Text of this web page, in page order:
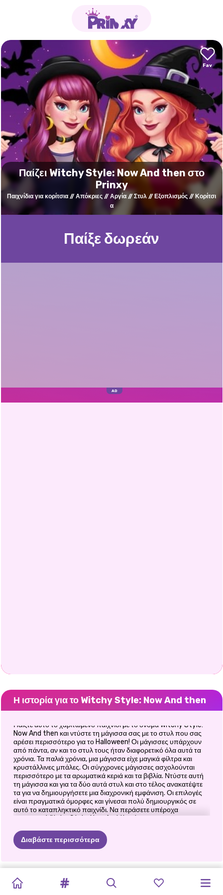
Παίζει Witchy Style: Now And then στο
Prinxy
Παιχνίδια για κορίτσια Απόκριες Αργία Στυλ Εξοπλισμός
Κορίτσι
α
Παίξε δωρεάν
Η ιστορία για το Witchy Style: Now And then
Παίξτε αυτό το χαριτωμένο παιχνίδι με το όνομα Witchy Style:
Now And then και ντύστε τη μάγισσα σας με το στυλ που σας
αρέσει περισσότερο για το Halloween! Οι μάγισσες υπάρχουν
από πάντα, αν και το στυλ τους ήταν διαφορετικό όλα αυτά τα
χρόνια. Τα παλιά χρόνια, μια μάγισσα είχε μαγικά φίλτρα και
κρυστάλλινες μπάλες. Οι σύγχρονες μάγισσες ασχολούνται
περισσότερο με τα αρωματικά κεριά και τα βιβλία. Ντύστε αυτή
τη μάγισσα και για τα δύο αυτά στυλ και στο τέλος ανακατέψτε
τα για να δημιουργήσετε μια διαχρονική εμφάνιση. Οι επιλογές
είναι πραγματικά όμορφες και γίνεσαι πολύ δημιουργικός σε
αυτό το καταπληκτικό παιχνίδι. Να περάσετε υπέροχα
παίζοντας Witchy Style: Now And then!
Διαβάστε περισσότερα
ΜΑΚΙΓΙΆΖ
ΜΑΚΙΓΙΆΖ
PRINCESS
ΚΑΡΝΤΆΣΙΑΝΣ
ΑΠΌΚΟΣΜΟ
ALL
ΜΑΓΕΥΤΙΚΌΣ
ΣΎΓΧΡΟΝΟΣ
ΜΟΔΊΣΤΡΙΑ
SISTERS
HALLOWEEN
WITCHY
PRINCESSES